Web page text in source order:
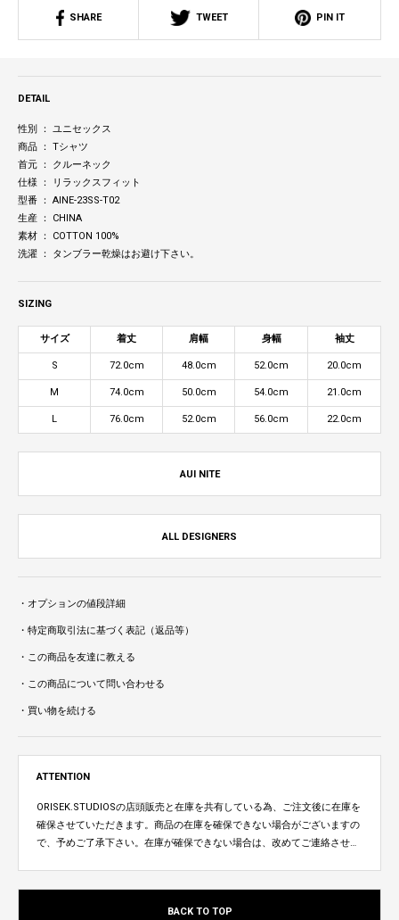
SHARE TWEET PIN IT
DETAIL
性別 ： ユニセックス
商品 ： Tシャツ
首元 ： クルーネック
仕様 ： リラックスフィット
型番 ： AINE-23SS-T02
生産 ： CHINA
素材 ： COTTON 100%
洗濯 ： タンブラー乾燥はお避け下さい。
SIZING
サイズ 着丈 肩幅 身幅 袖丈
S 72.0cm 48.0cm 52.0cm 20.0cm
M 74.0cm 50.0cm 54.0cm 21.0cm
L 76.0cm 52.0cm 56.0cm 22.0cm
AUI NITE
ALL DESIGNERS
・オプションの値段詳細
・特定商取引法に基づく表記（返品等）
・この商品を友達に教える
・この商品について問い合わせる
・買い物を続ける
ATTENTION
ORISEK.STUDIOSの店頭販売と在庫を共有している為、ご注文後に在庫を
確保させていただきます。商品の在庫を確保できない場合がございますの
で、予めご了承下さい。在庫が確保できない場合は、改めてご連絡させて
BACK TO TOP